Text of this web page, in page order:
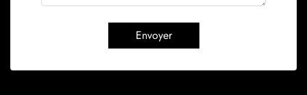
Envoyer